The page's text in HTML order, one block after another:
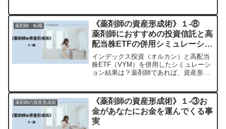
す。そもそも投資信託って何？高配当株
ETFとは、配当利...
薬剤師 転職
《薬剤師の資産形成術》１-⑧
薬剤師におすすめの投資信託と高
配当株ETFの併用シミュレーショ
ン
インデックス投資（オルカン）と高配当
株ETF（VYM）を併用したシミュレーシ
ョン結果は？薬剤師であれば、資産形成
薬剤師の資産形成術
《薬剤師の資産形成術》１-③お
金があなたにお金を運んでくる事
実